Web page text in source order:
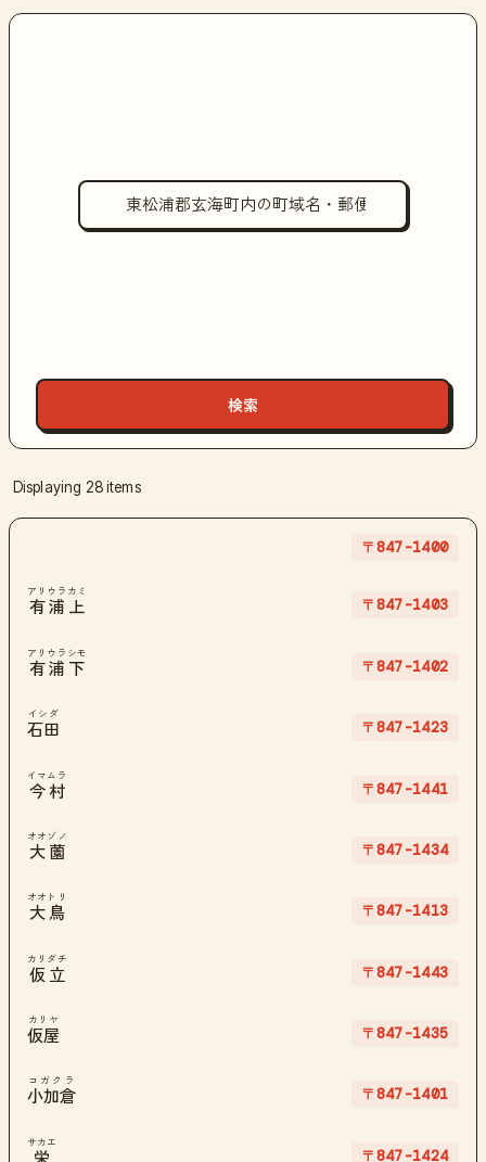
Displaying 28 items
〒847-1400
有浦上
アリウラカミ
〒847-1403
有浦下
アリウラシモ
〒847-1402
石田
イシダ
〒847-1423
今村
イマムラ
〒847-1441
大薗
オオゾノ
〒847-1434
大鳥
オオトリ
〒847-1413
仮立
カリダチ
〒847-1443
仮屋
カリヤ
〒847-1435
小加倉
コガクラ
〒847-1401
サカエ
〒847-1424